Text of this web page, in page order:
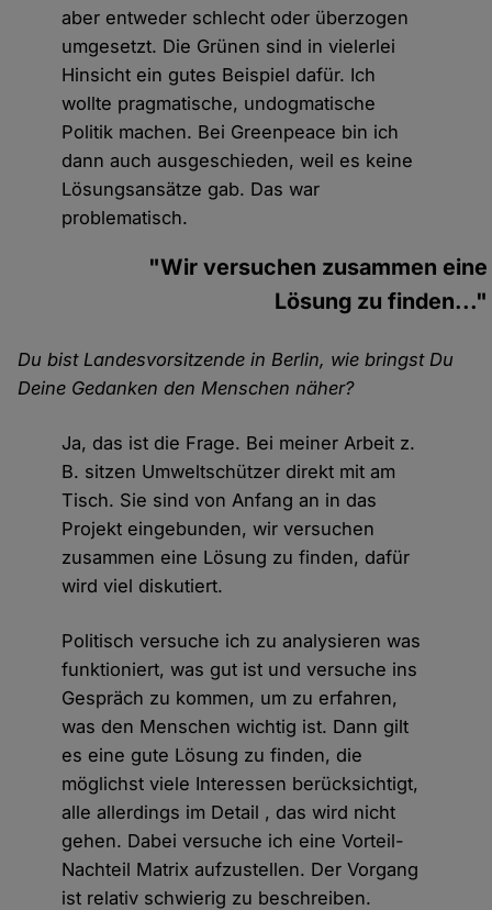
aber entweder schlecht oder überzogen
umgesetzt. Die Grünen sind in vielerlei
Hinsicht ein gutes Beispiel dafür. Ich
wollte pragmatische, undogmatische
Politik machen. Bei Greenpeace bin ich
dann auch ausgeschieden, weil es keine
Lösungsansätze gab. Das war
problematisch.
"Wir versuchen zusammen eine
Lösung zu finden..."
Du bist Landesvorsitzende in Berlin, wie bringst Du
Deine Gedanken den Menschen näher?
Ja, das ist die Frage. Bei meiner Arbeit z.
B. sitzen Umweltschützer direkt mit am
Tisch. Sie sind von Anfang an in das
Projekt eingebunden, wir versuchen
zusammen eine Lösung zu finden, dafür
wird viel diskutiert.
Politisch versuche ich zu analysieren was
funktioniert, was gut ist und versuche ins
Gespräch zu kommen, um zu erfahren,
was den Menschen wichtig ist. Dann gilt
es eine gute Lösung zu finden, die
möglichst viele Interessen berücksichtigt,
alle allerdings im Detail , das wird nicht
gehen. Dabei versuche ich eine Vorteil-
Nachteil Matrix aufzustellen. Der Vorgang
ist relativ schwierig zu beschreiben.